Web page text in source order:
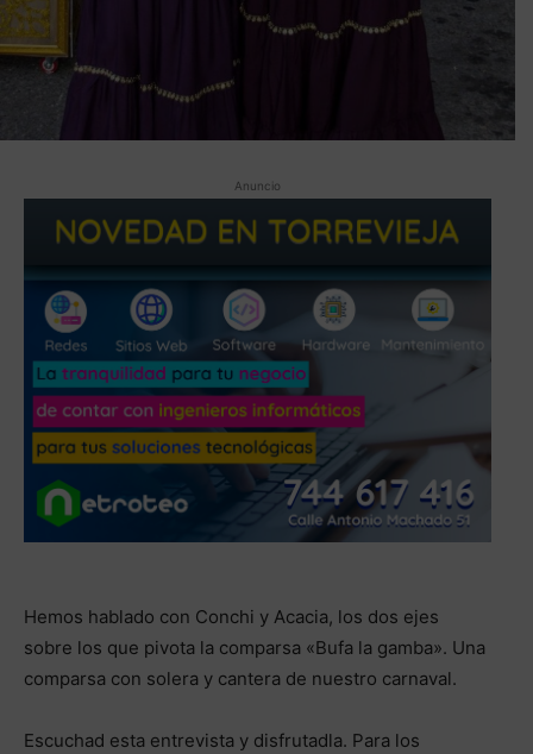
Anuncio
Hemos hablado con Conchi y Acacia, los dos ejes
sobre los que pivota la comparsa «Bufa la gamba». Una
comparsa con solera y cantera de nuestro carnaval.
Escuchad esta entrevista y disfrutadla. Para los